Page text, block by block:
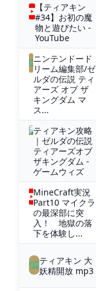
【ティアキン
#34】お初の魔
物と遊びたい -
YouTube
ニンテンドード
リーム編集部/ゼ
ルダの伝説 ティ
アーズ オブ ザ
キングダム マ
ス...
ティアキン攻略
｜ゼルダの伝説
ティアーズオブ
ザキングダム -
ゲームウィズ
MineCraft実況
Part10 マイクラ
の最深部に突
入！ 地獄の落
下を体験し...
ティアキン 大
妖精開放 mp3